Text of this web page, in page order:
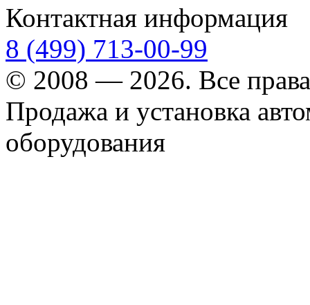
Контактная информация
8 (499) 713-00-99
© 2008 — 2026. Все
Продажа и установка
оборудования